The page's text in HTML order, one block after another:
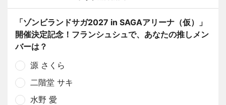
「ゾンビランドサガ2027 in SAGAアリーナ（仮）」
開催決定記念！フランシュシュで、あなたの推しメン
バーは？
源 さくら
二階堂 サキ
水野 愛